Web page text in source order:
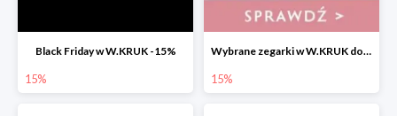
Black Friday w W.KRUK -15%
15%
Wybrane zegarki w W.KRUK do -15%
15%